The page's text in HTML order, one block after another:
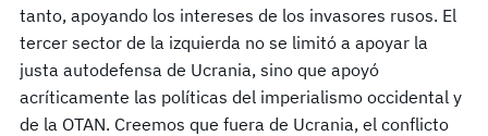
tanto, apoyando los intereses de los invasores rusos. El
tercer sector de la izquierda no se limitó a apoyar la
justa autodefensa de Ucrania, sino que apoyó
acríticamente las políticas del imperialismo occidental y
de la OTAN. Creemos que fuera de Ucrania, el conflicto